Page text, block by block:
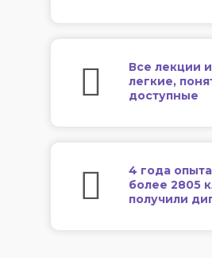
Все лекции
легкие,
доступные
4 года
более 2805
получили